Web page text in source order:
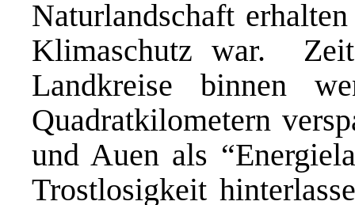
Naturlandschaft
Klimaschutz war. Zeit
Landkreise binnen
Quadratkilometern
und Auen als
Trostlosigkeit